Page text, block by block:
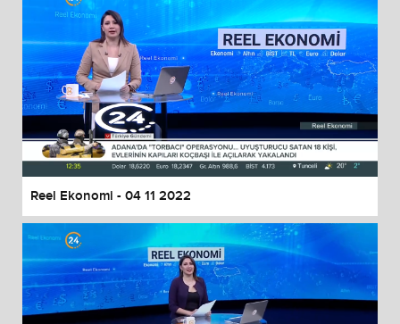
Reel Ekonomi - 04 11 2022